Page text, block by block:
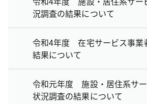
況調査の結果について
令和4年度 在宅サービス事業
結果について
令和元年度 施設・居住系サ
状況調査の結果について